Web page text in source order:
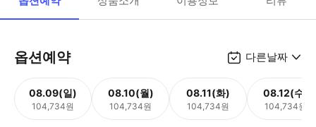
옵션예약 다른날짜
08.09(일)
104,734원
08.10(월)
104,734원
08.11(화)
104,734원
08.12(수)
104,734원